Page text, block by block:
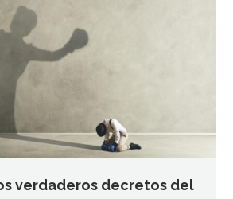
verdaderos decretos del